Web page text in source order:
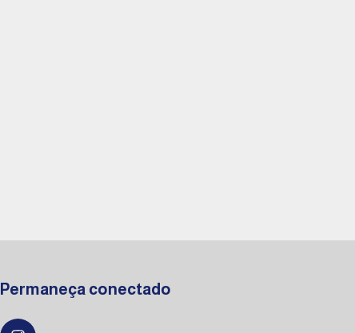
Permaneça conectado